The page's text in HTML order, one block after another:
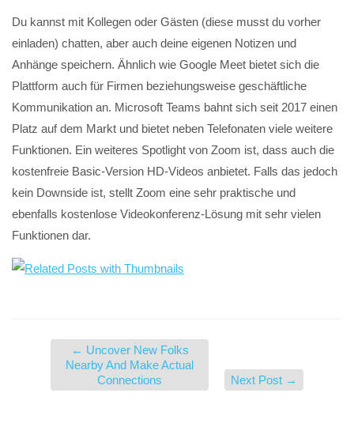
Du kannst mit Kollegen oder Gästen (diese musst du vorher
einladen) chatten, aber auch deine eigenen Notizen und
Anhänge speichern. Ähnlich wie Google Meet bietet sich die
Plattform auch für Firmen beziehungsweise geschäftliche
Kommunikation an. Microsoft Teams bahnt sich seit 2017 einen
Platz auf dem Markt und bietet neben Telefonaten viele weitere
Funktionen. Ein weiteres Spotlight von Zoom ist, dass auch die
kostenfreie Basic-Version HD-Videos anbietet. Falls das jedoch
kein Downside ist, stellt Zoom eine sehr praktische und
ebenfalls kostenlose Videokonferenz-Lösung mit sehr vielen
Funktionen dar.
← Uncover New Folks
Nearby And Make Actual
Connections
Next Post →